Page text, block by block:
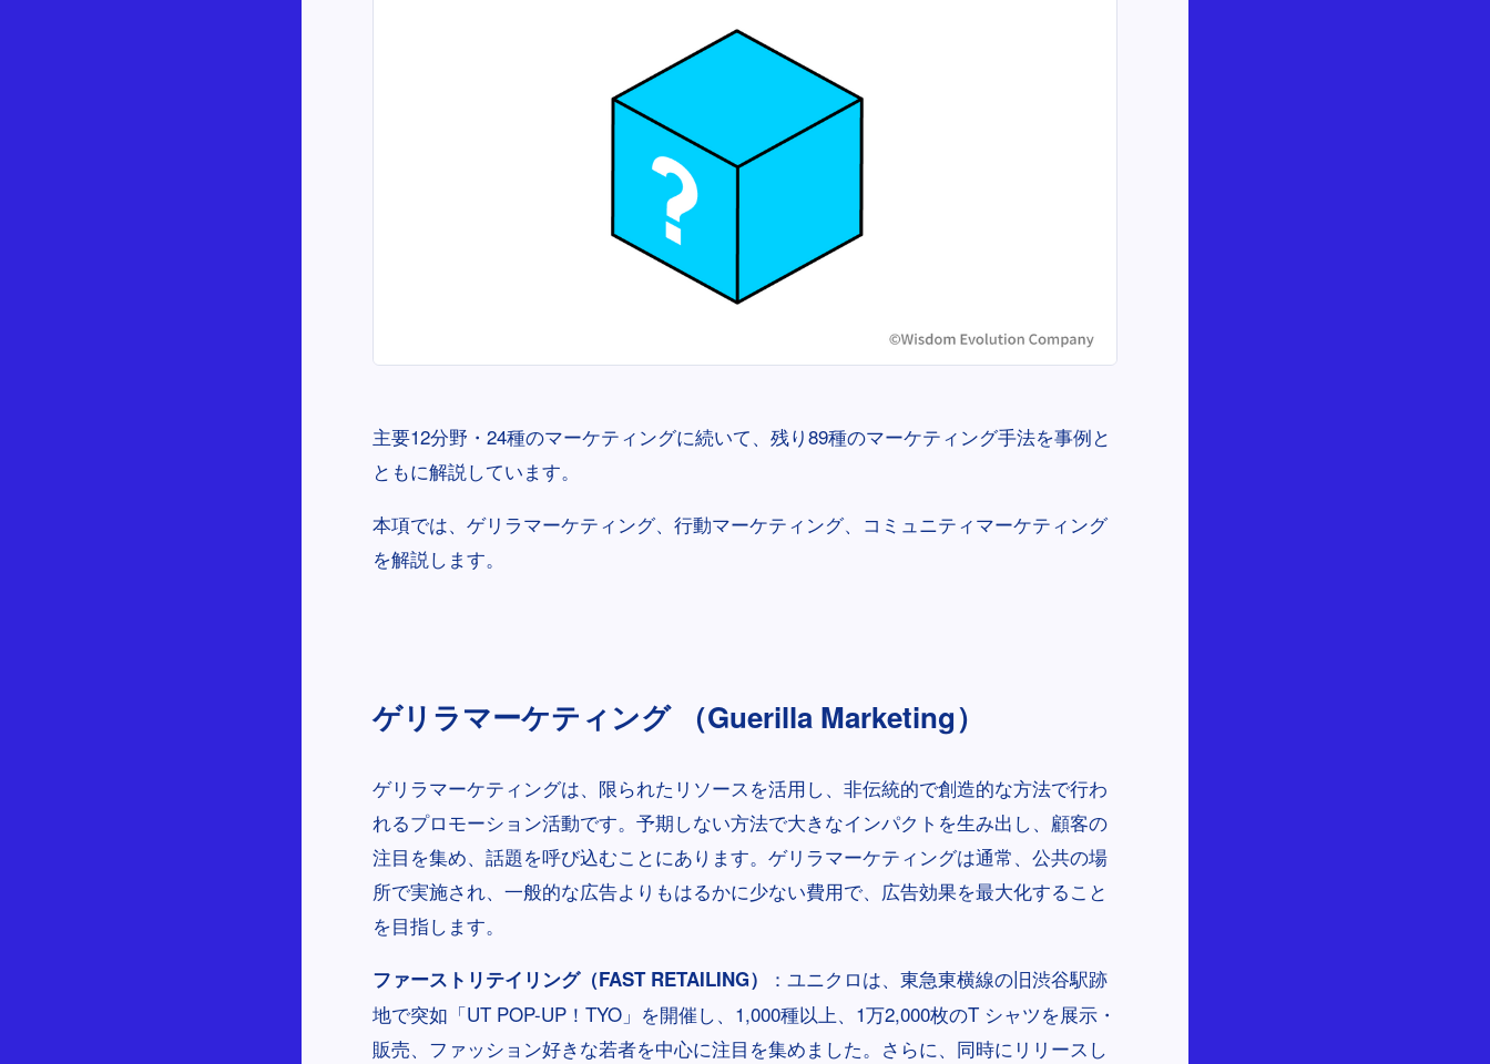
主要12分野・24種のマーケティングに続いて、残り89種のマーケティング手法を事例と
ともに解説しています。
本項では、ゲリラマーケティング、行動マーケティング、コミュニティマーケティング
を解説します。
ゲリラマーケティング （Guerilla Marketing）
ゲリラマーケティングは、限られたリソースを活用し、非伝統的で創造的な方法で行わ
れるプロモーション活動です。予期しない方法で大きなインパクトを生み出し、顧客の
注目を集め、話題を呼び込むことにあります。ゲリラマーケティングは通常、公共の場
所で実施され、一般的な広告よりもはるかに少ない費用で、広告効果を最大化すること
を目指します。
ファーストリテイリング（FAST RETAILING）
：ユニクロは、東急東横線の旧渋谷駅跡
地で突如「UT POP-UP！TYO」を開催し、1,000種以上、1万2,000枚のT シャツを展示・
販売、ファッション好きな若者を中心に注目を集めました。さらに、同時にリリースし